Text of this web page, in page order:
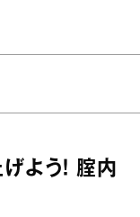
よう！ 腟内